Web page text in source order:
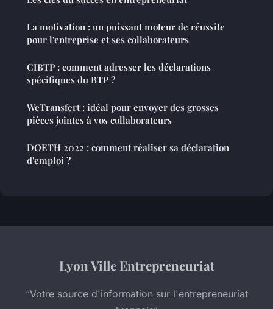
La motivation : un puissant moteur de réussite
pour l'entreprise et ses collaborateurs
CIBTP : comment adresser les déclarations
spécifiques du BTP ?
WeTransfert : idéal pour envoyer des grosses
pièces jointes à vos collaborateurs
DOETH 2022 : comment réaliser sa déclaration
d'emploi ?
Lyon Ville Entrepreneuriat
“Votre source d'information sur l'entrepreneuriat